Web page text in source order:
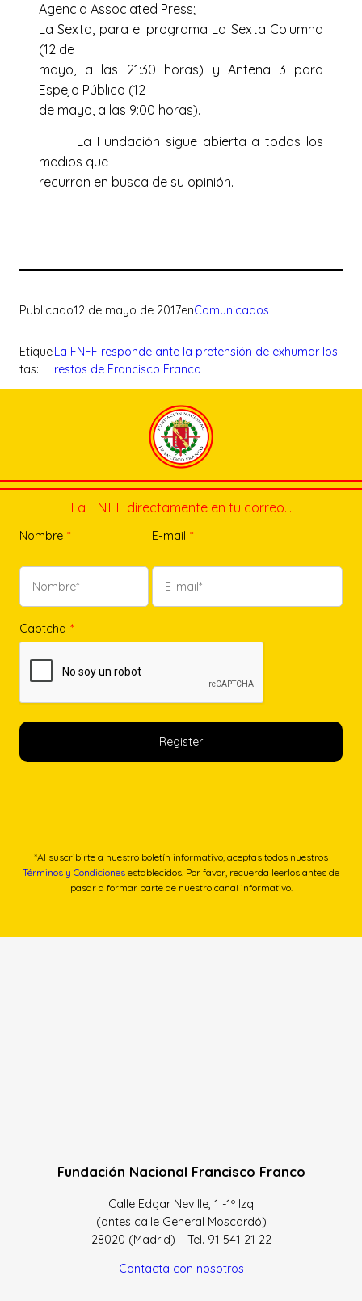
Agencia Associated Press;
La Sexta, para el programa La Sexta Columna
(12 de
mayo, a las 21:30 horas) y Antena 3 para
Espejo Público (12
de mayo, a las 9:00 horas).
La Fundación sigue abierta a todos los
medios que
recurran en busca de su opinión.
Publicado12 de mayo de 2017enComunicados
Etique
tas:
La FNFF responde ante la pretensión de exhumar los
restos de Francisco Franco
La FNFF directamente en tu correo…
Nombre * E-mail *
Captcha *
*Al suscribirte a nuestro boletín informativo, aceptas todos nuestros
Términos y Condiciones establecidos. Por favor, recuerda leerlos antes de
pasar a formar parte de nuestro canal informativo.
Fundación Nacional Francisco Franco
Calle Edgar Neville, 1 -1º Izq
(antes calle General Moscardó)
28020 (Madrid) – Tel. 91 541 21 22
Contacta con nosotros